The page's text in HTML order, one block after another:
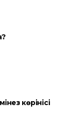
көрінісі